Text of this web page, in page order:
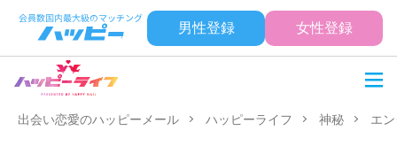
男性登録 女性登録
出会い恋愛のハッピーメール ハッピーライフ 神秘 エ